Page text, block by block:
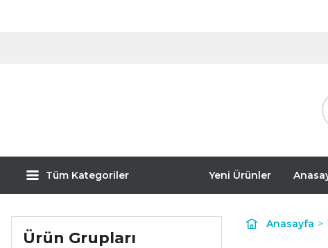
Tüm Kategoriler Yeni Ürünler
Ürün Grupları
Anasayfa